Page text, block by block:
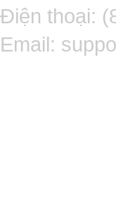
Điện thoại:
Email: